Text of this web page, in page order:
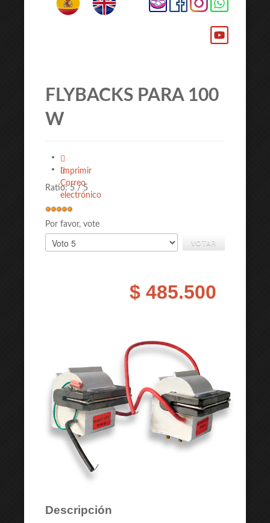
FLYBACKS PARA 100
W
Imprimir
Correo
electrónico
Ratio:5/5
Por favor, vote
$ 485.500
Descripción